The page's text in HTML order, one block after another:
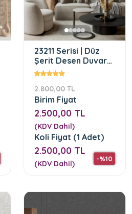
23211 Serisi | Düz
Şerit Desen Duvar
Kağıdı
2.800,00 TL
-%10
Birim Fiyat
2.500,00 TL
(KDV Dahil)
Koli Fiyat (1 Adet)
2.500,00 TL
(KDV Dahil)